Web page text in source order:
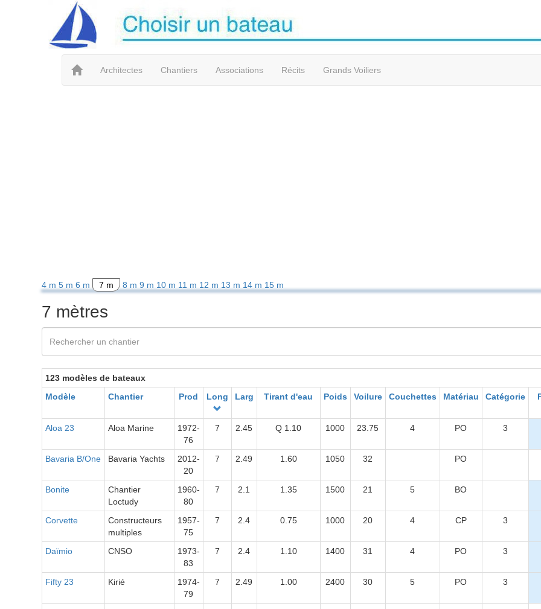
Architectes Chantiers Associations Récits Grands Voiliers
4 m 5 m 6 m 7 m 8 m 9 m 10 m 11 m 12 m 13 m 14 m 15 m
7 mètres
123 modèles de bateaux
Modèle
Chantier Prod Long Larg Tirant d'eau Poids Voilure Couchettes Matériau Catégorie
Aloa 23 Aloa Marine
1972-
76
7 2.45 Q 1.10 1000 23.75 4 PO 3
Bavaria B/One Bavaria Yachts
2012-
20
7 2.49 1.60 1050 32 PO
Bonite
Chantier
Loctudy
1960-
80
7 2.1 1.35 1500 21 5 BO
Corvette
Constructeurs
multiples
1957-
75
7 2.4 0.75 1000 20 4 CP 3
Daïmio CNSO
1973-
83
7 2.4 1.10 1400 31 4 PO 3
Fifty 23 Kirié
1974-
79
7 2.49 1.00 2400 30 5 PO 3